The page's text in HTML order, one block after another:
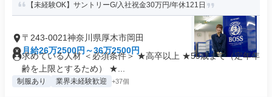
【未経験OK】サントリーG/入社祝金30万円/年休121日
〒243-0021神奈川県厚木市岡田
月給26万2500円～36万2500円
求めている人材 ＜必須条件＞ ★高卒以上 ★59歳まで（定年年
齢を上限とするため） ★...
制服あり 業界未経験歓迎 +37個